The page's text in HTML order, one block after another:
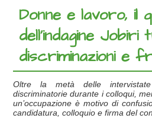
Donne e lavoro, il
dell’indagine Jobiri
discriminazioni e
Oltre la metà delle
discriminatorie durante i colloqui,
un’occupazione è motivo di
candidatura, colloquio e firma del